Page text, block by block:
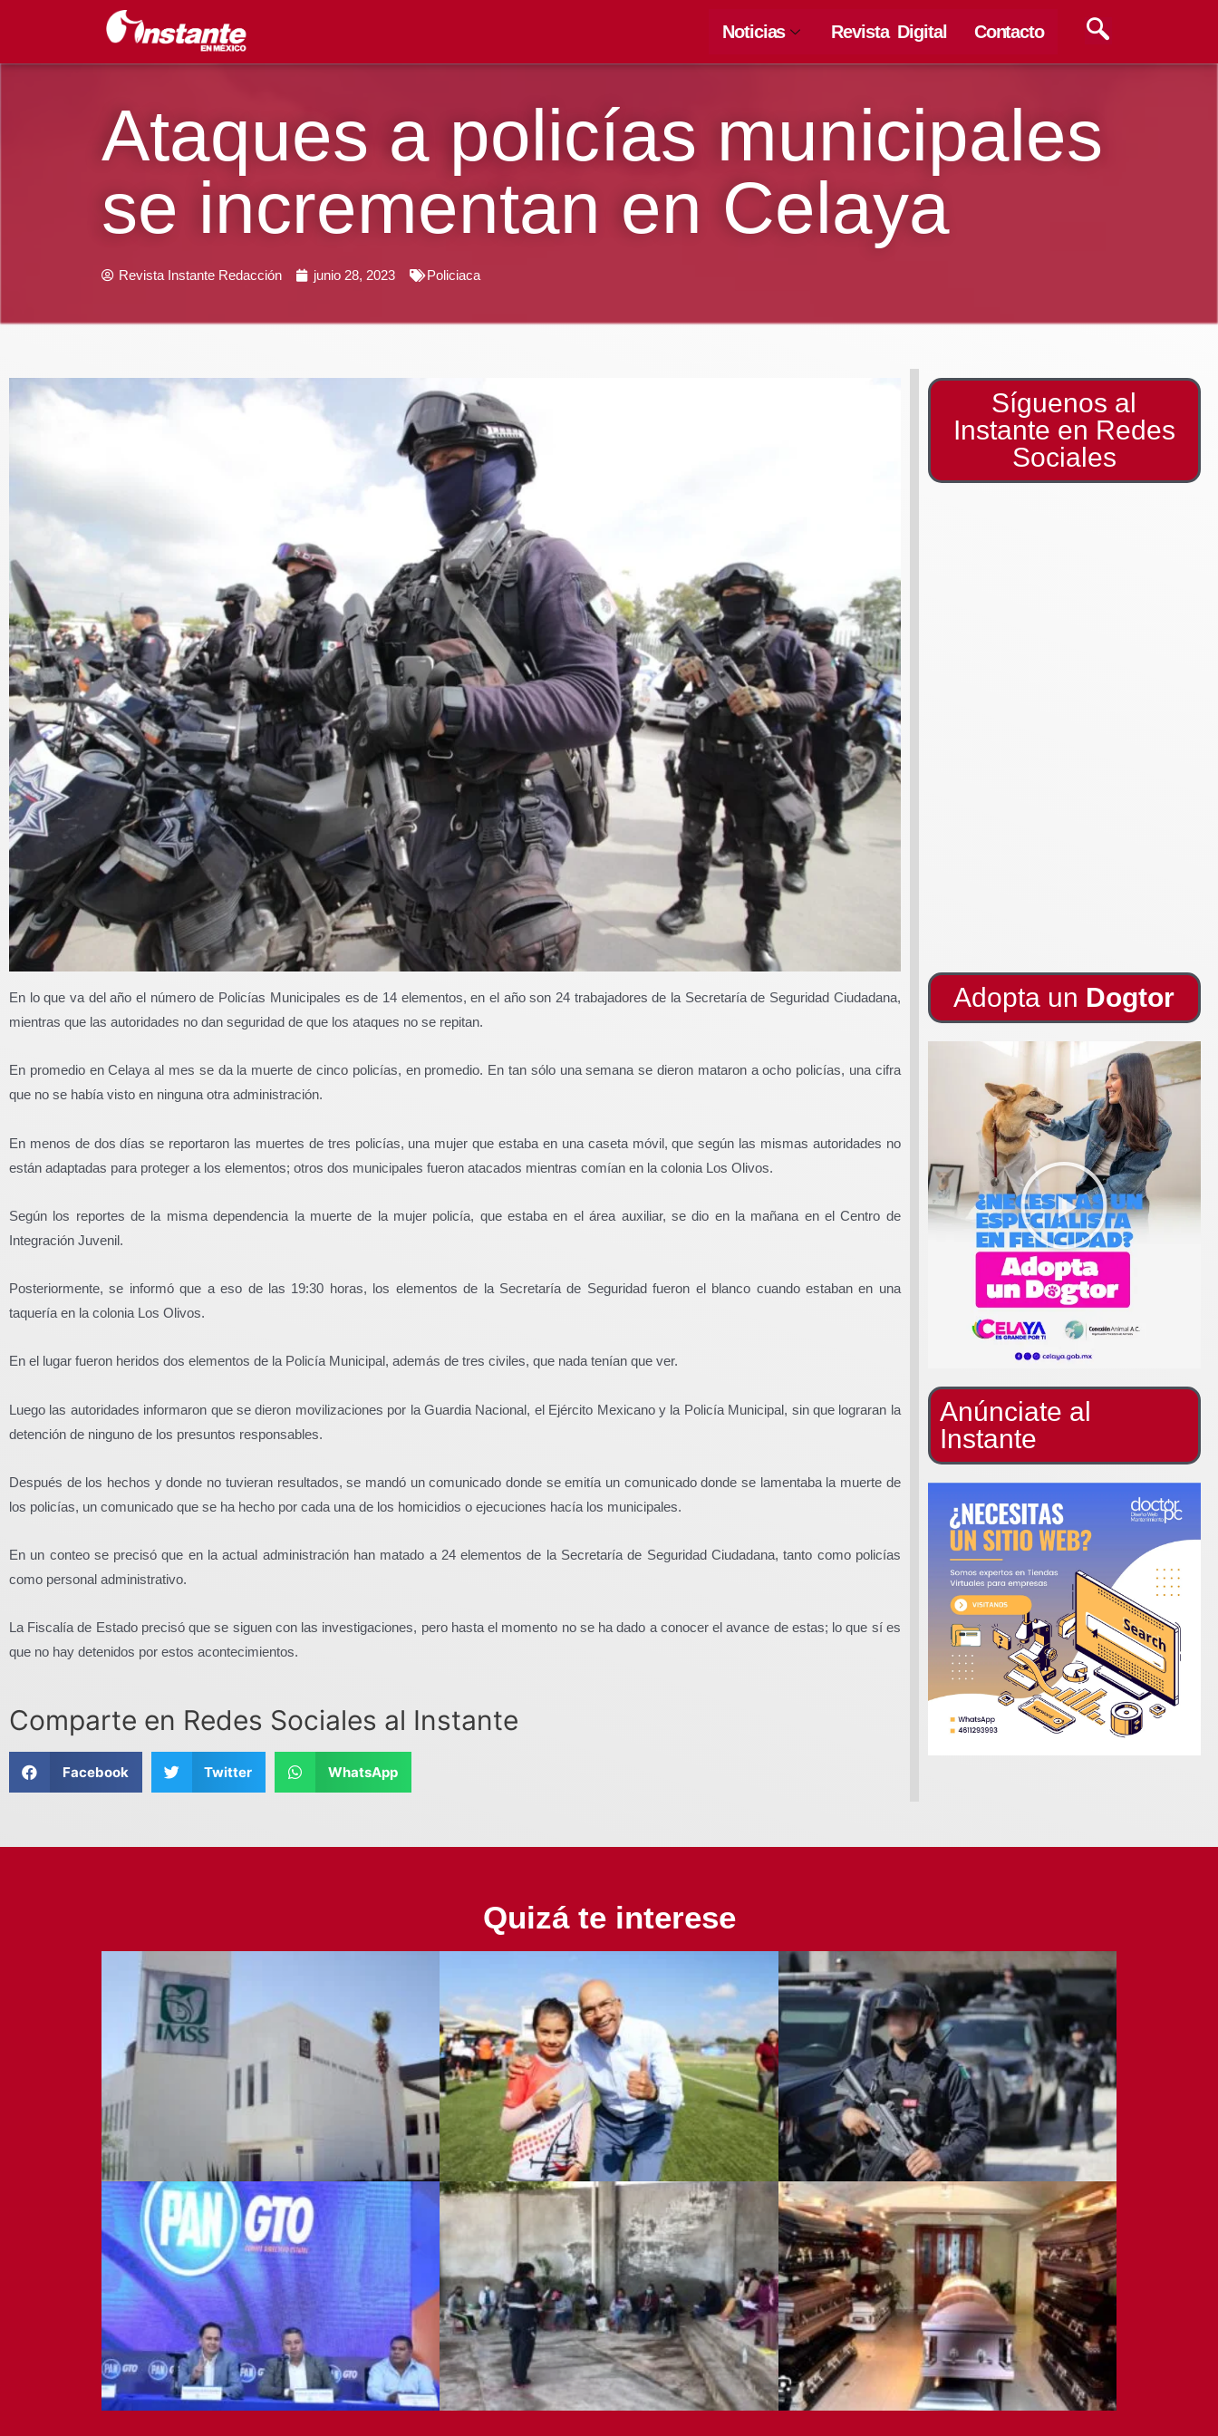
Noticias Revista Digital Contacto
Ataques a policías municipales
se incrementan en Celaya
Revista Instante Redacción junio 28, 2023 Policiaca
En lo que va del año el número de Policías Municipales es de 14 elementos, en el año son 24 trabajadores de la Secretaría de Seguridad Ciudadana,
mientras que las autoridades no dan seguridad de que los ataques no se repitan.
En promedio en Celaya al mes se da la muerte de cinco policías, en promedio. En tan sólo una semana se dieron mataron a ocho policías, una cifra
que no se había visto en ninguna otra administración.
En menos de dos días se reportaron las muertes de tres policías, una mujer que estaba en una caseta móvil, que según las mismas autoridades no
están adaptadas para proteger a los elementos; otros dos municipales fueron atacados mientras comían en la colonia Los Olivos.
Según los reportes de la misma dependencia la muerte de la mujer policía, que estaba en el área auxiliar, se dio en la mañana en el Centro de
Integración Juvenil.
Posteriormente, se informó que a eso de las 19:30 horas, los elementos de la Secretaría de Seguridad fueron el blanco cuando estaban en una
taquería en la colonia Los Olivos.
En el lugar fueron heridos dos elementos de la Policía Municipal, además de tres civiles, que nada tenían que ver.
Luego las autoridades informaron que se dieron movilizaciones por la Guardia Nacional, el Ejército Mexicano y la Policía Municipal, sin que lograran la
detención de ninguno de los presuntos responsables.
Después de los hechos y donde no tuvieran resultados, se mandó un comunicado donde se emitía un comunicado donde se lamentaba la muerte de
los policías, un comunicado que se ha hecho por cada una de los homicidios o ejecuciones hacía los municipales.
En un conteo se precisó que en la actual administración han matado a 24 elementos de la Secretaría de Seguridad Ciudadana, tanto como policías
como personal administrativo.
La Fiscalía de Estado precisó que se siguen con las investigaciones, pero hasta el momento no se ha dado a conocer el avance de estas; lo que sí es
que no hay detenidos por estos acontecimientos.
Comparte en Redes Sociales al Instante
Facebook Twitter WhatsApp
Síguenos al
Instante en Redes
Sociales
Adopta un Dogtor
Anúnciate al
Instante
Quizá te interese